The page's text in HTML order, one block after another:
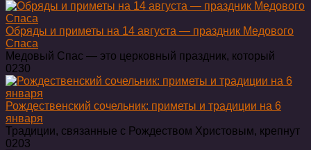
Обряды и приметы на 14 августа — праздник Медового
Спаса
Медовый Спас — это церковный праздник, который
0230
Рождественский сочельник: приметы и традиции на 6
января
Традиции, связанные с Рождеством Христовым, крепнут
0203